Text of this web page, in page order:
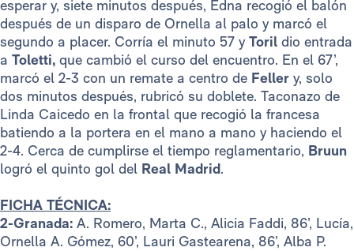
esperar y, siete minutos después, Edna recogió el balón
después de un disparo de Ornella al palo y marcó el
segundo a placer. Corría el minuto 57 yToril dio entrada
a Toletti, que cambió el curso del encuentro. En el 67’,
marcó el 2-3 con un remate a centro de Feller y, solo
dos minutos después, rubricó su doblete. Taconazo de
Linda Caicedo en la frontal que recogió la francesa
batiendo a la portera en el mano a mano y haciendo el
2-4. Cerca de cumplirse el tiempo reglamentario, Bruun
logró el quinto gol del Real Madrid.
FICHA TÉCNICA:
2-Granada: A. Romero, Marta C., Alicia Faddi, 86’, Lucía,
Ornella A. Gómez, 60’, Lauri Gastearena, 86’, Alba P.